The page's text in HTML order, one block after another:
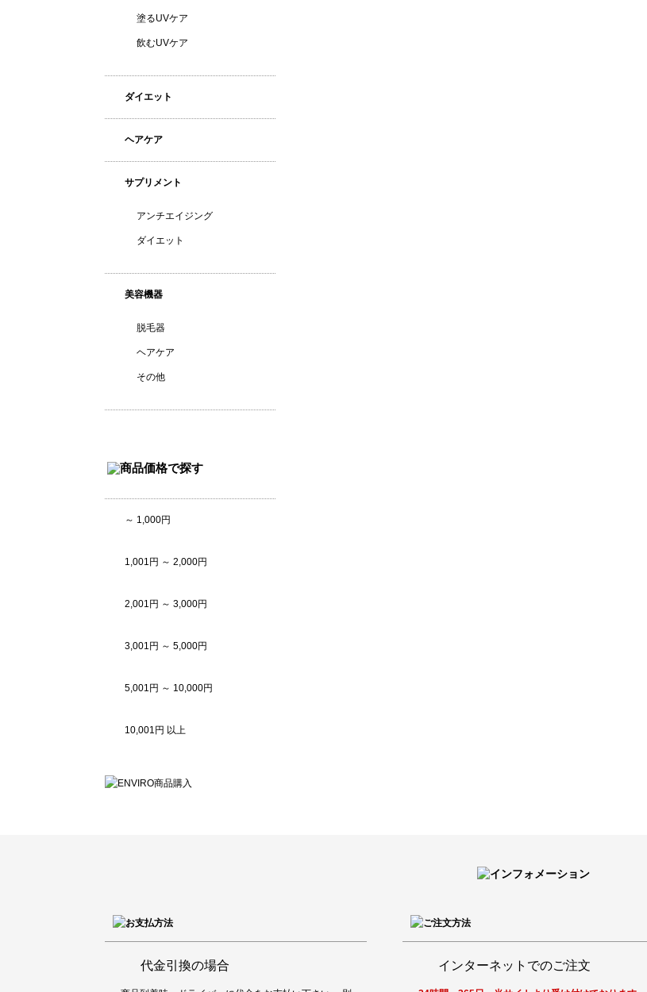
塗るUVケア
飲むUVケア
ダイエット
ヘアケア
サプリメント
アンチエイジング
ダイエット
美容機器
脱毛器
ヘアケア
その他
～ 1,000円
1,001円 ～ 2,000円
2,001円 ～ 3,000円
3,001円 ～ 5,000円
5,001円 ～ 10,000円
10,001円 以上
代金引換の場合 インターネットでのご注文